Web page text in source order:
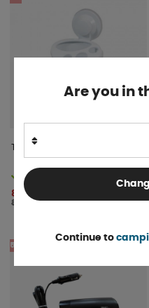
Tandborstmugg Vit
Finns i lager
85 kr
89 kr
5%
Are you in
Continue to